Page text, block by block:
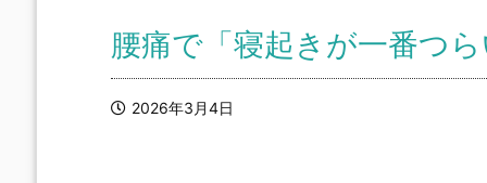
腰痛で「寝起きが一番つ
2026年3月4日